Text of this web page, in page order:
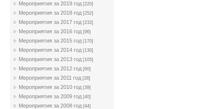
Мероприятия за 2019 год [220]
Мероприятия за 2018 год [252]
Мероприятия за 2017 год [232]
Мероприятия за 2016 год [96]
Мероприятия за 2015 год [170]
Мероприятия за 2014 год [130]
Мероприятия за 2013 год [105]
Мероприятия за 2012 год [60]
Мероприятия за 2011 год [28]
Мероприятия за 2010 год [39]
Мероприятия за 2009 год [40]
Мероприятия за 2008 год [44]